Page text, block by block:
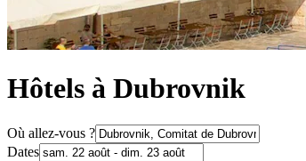
Hôtels à Dubrovnik
Où allez-vous ?
Dates